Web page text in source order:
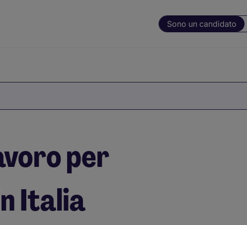
Sono un candidato
per
Italia